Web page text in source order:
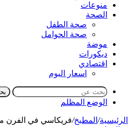
منوعات
الصحة
صحة الطفل
صحة الحوامل
موضة
ديكورات
اقتصادي
اسعار اليوم
الوضع المظلم
الرئيسية/ المطبخ/فريكاسي في الفرن